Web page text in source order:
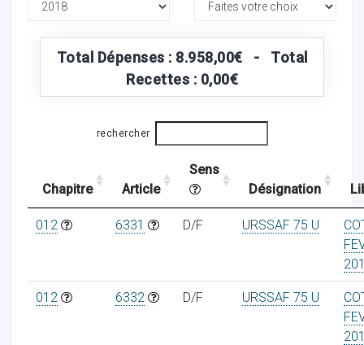
Total Dépenses : 8.958,00€ - Total
Recettes : 0,00€
rechercher
Chapitre Article
Sens
Désignation
012 6331 D/F URSSAF 75 U
012 6332 D/F URSSAF 75 U